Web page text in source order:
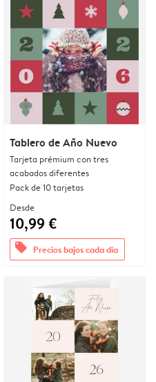
Tablero de Año Nuevo
Tarjeta prémium con tres
acabados diferentes
Pack de 10 tarjetas
Desde
10,99 €
offers Precios bajos cada día